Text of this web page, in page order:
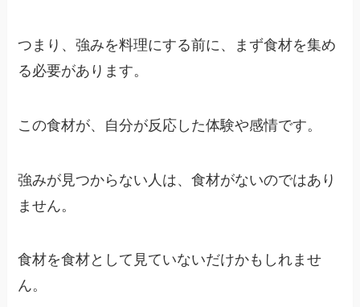
つまり、強みを料理にする前に、まず食材を集め
る必要があります。
この食材が、自分が反応した体験や感情です。
強みが見つからない人は、食材がないのではあり
ません。
食材を食材として見ていないだけかもしれませ
ん。